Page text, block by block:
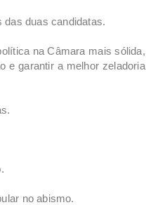
duas candidatas.
na Câmara mais sólida,
e garantir a melhor zeladoria
no abismo.